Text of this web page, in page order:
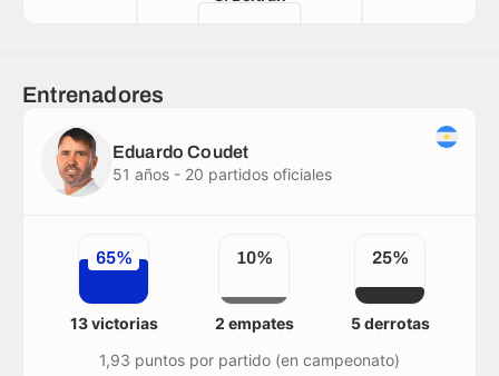
Entrenadores
Eduardo Coudet
51 años - 20 partidos oficiales
65%
13 victorias
10%
2 empates
25%
5 derrotas
1,93 puntos por partido (en campeonato)